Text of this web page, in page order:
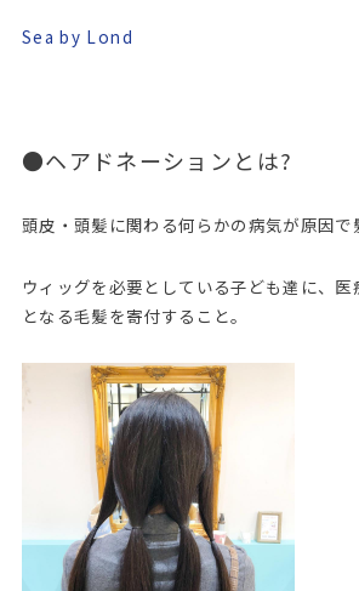
Sea by Lond
●ヘアドネーションとは?
頭皮・頭髪に関わる何らかの病気が原因で
ウィッグを必要としている子ども達に、
となる毛髪を寄付すること。